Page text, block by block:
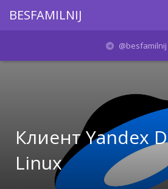
BESFAMILNIJ
@besfamilnij
Клиент Yandex
Linux